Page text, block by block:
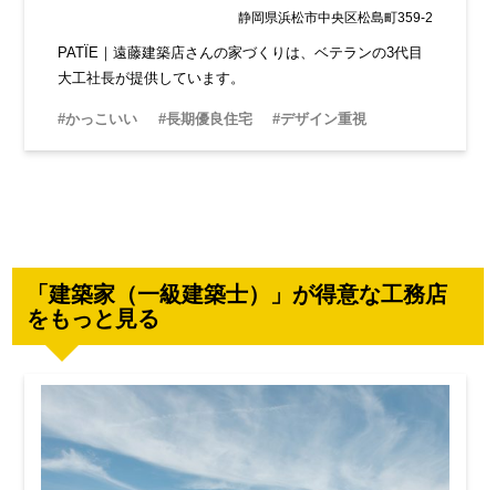
静岡県浜松市中央区松島町359-2
PATÏE｜遠藤建築店さんの家づくりは、ベテランの3代目
大工社長が提供しています。
#かっこいい #長期優良住宅 #デザイン重視
「建築家（一級建築士）」が得意な工務店
をもっと見る